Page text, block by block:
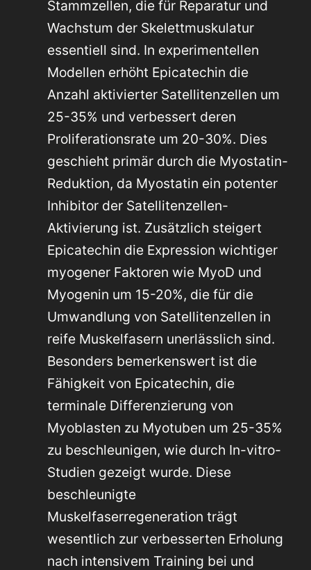
Stammzellen, die für Reparatur und
Wachstum der Skelettmuskulatur
essentiell sind. In experimentellen
Modellen erhöht Epicatechin die
Anzahl aktivierter Satellitenzellen um
25-35% und verbessert deren
Proliferationsrate um 20-30%. Dies
geschieht primär durch die Myostatin-
Reduktion, da Myostatin ein potenter
Inhibitor der Satellitenzellen-
Aktivierung ist. Zusätzlich steigert
Epicatechin die Expression wichtiger
myogener Faktoren wie MyoD und
Myogenin um 15-20%, die für die
Umwandlung von Satellitenzellen in
reife Muskelfasern unerlässlich sind.
Besonders bemerkenswert ist die
Fähigkeit von Epicatechin, die
terminale Differenzierung von
Myoblasten zu Myotuben um 25-35%
zu beschleunigen, wie durch In-vitro-
Studien gezeigt wurde. Diese
beschleunigte
Muskelfaserregeneration trägt
wesentlich zur verbesserten Erholung
nach intensivem Training bei und